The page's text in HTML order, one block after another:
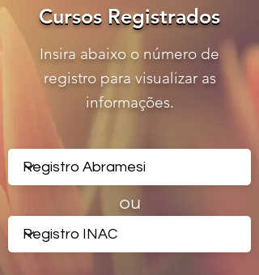
Cursos Registrados
Cursos Registrados
Insira abaixo o número de
registro para visualizar as
informações.
ou